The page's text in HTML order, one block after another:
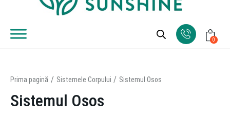
0
Prima pagină Sistemele Corpului Sistemul Osos
Sistemul Osos